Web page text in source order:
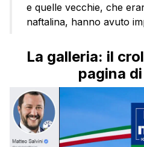
e quelle vecchie, che
naftalina, hanno avuto
La galleria: il
pagina